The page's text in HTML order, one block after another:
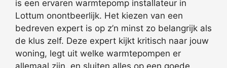
is een ervaren warmtepomp installateur in
Lottum onontbeerlijk. Het kiezen van een
bedreven expert is op z’n minst zo belangrijk als
de klus zelf. Deze expert kijkt kritisch naar jouw
woning, legt uit welke warmtepompen er
allemaal zijn, en sluiten alles op een goede